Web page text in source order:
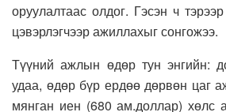
оруулалтаас олдог. Гэсэн ч
цэвэрлэгчээр ажиллахыг сонгожээ.
Түүний ажлын өдөр тун энгийн:
удаа, өдөр бүр ердөө дөрвөн цаг
мянган иен (680 ам.доллар) хөлс